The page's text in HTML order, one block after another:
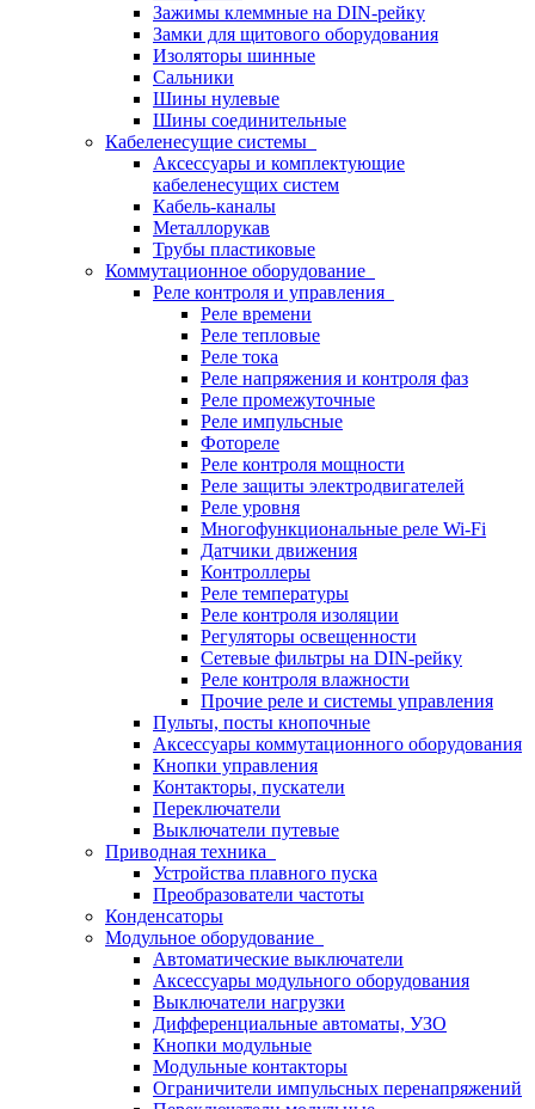
Зажимы клеммные на DIN-рейку
Замки для щитового оборудования
Изоляторы шинные
Сальники
Шины нулевые
Шины соединительные
Кабеленесущие системы
Аксессуары и комплектующие
кабеленесущих систем
Кабель-каналы
Металлорукав
Трубы пластиковые
Коммутационное оборудование
Реле контроля и управления
Реле времени
Реле тепловые
Реле тока
Реле напряжения и контроля фаз
Реле промежуточные
Реле импульсные
Фотореле
Реле контроля мощности
Реле защиты электродвигателей
Реле уровня
Многофункциональные реле Wi-Fi
Датчики движения
Контроллеры
Реле температуры
Реле контроля изоляции
Регуляторы освещенности
Сетевые фильтры на DIN-рейку
Реле контроля влажности
Прочие реле и системы управления
Пульты, посты кнопочные
Аксессуары коммутационного оборудования
Кнопки управления
Контакторы, пускатели
Переключатели
Выключатели путевые
Приводная техника
Устройства плавного пуска
Преобразователи частоты
Конденсаторы
Модульное оборудование
Автоматические выключатели
Аксессуары модульного оборудования
Выключатели нагрузки
Дифференциальные автоматы, УЗО
Кнопки модульные
Модульные контакторы
Ограничители импульсных перенапряжений